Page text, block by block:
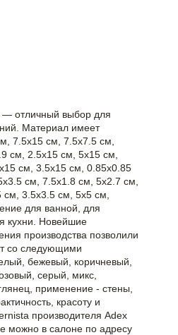
— отличный выбор для
Материал имеет
7.5x15 см, 7.5x7.5 см,
см, 2.5x15 см, 5x15 см,
см, 3.5x15 см, 0.85x0.85
см, 7.5x1.8 см, 5x2.7 см,
3.5x3.5 см, 5x5 см,
для ванной, для
кухни. Новейшие
производства позволили
со следующими
бежевый, коричневый,
серый, микс,
применение - стены,
красоту и
производителя Adex
можно в салоне по адресу